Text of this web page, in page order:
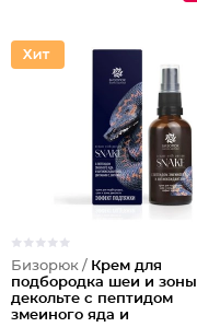
Бизорюк / Крем для
подбородка шеи и зоны
декольте с пептидом
змеиного яда и